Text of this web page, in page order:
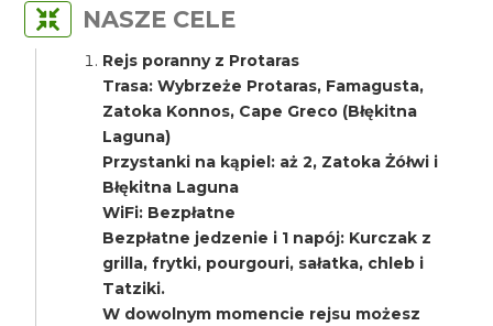
NASZE CELE
Rejs poranny z Protaras
Trasa: Wybrzeże Protaras, Famagusta,
Zatoka Konnos, Cape Greco (Błękitna
Laguna)
Przystanki na kąpiel: aż 2, Zatoka Żółwi i
Błękitna Laguna
WiFi: Bezpłatne
Bezpłatne jedzenie i 1 napój: Kurczak z
grilla, frytki, pourgouri, sałatka, chleb i
Tatziki.
W dowolnym momencie rejsu możesz